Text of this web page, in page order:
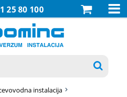
25 80 100 

instalacija